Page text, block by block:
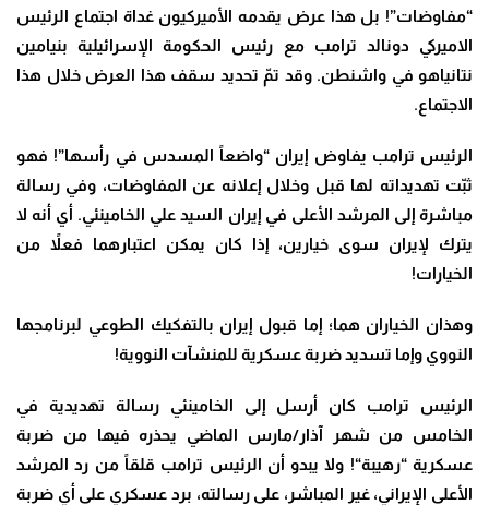
“مفاوضات”! بل هذا عرض يقدمه الأميركيون غداة اجتماع الرئيس
الاميركي دونالد ترامب مع رئيس الحكومة الإسرائيلية بنيامين
نتانياهو في واشنطن. وقد تمّ تحديد سقف هذا العرض خلال هذا
الاجتماع.
الرئيس ترامب يفاوض إيران “واضعاً المسدس في رأسها”! فهو
ثبّت تهديداته لها قبل وخلال إعلانه عن المفاوضات، وفي رسالة
مباشرة إلى المرشد الأعلى في إيران السيد علي الخامينئي. أي أنه لا
يترك لإيران سوى خيارين، إذا كان يمكن اعتبارهما فعلاً من
الخيارات!
وهذان الخياران هما؛ إما قبول إيران بالتفكيك الطوعي لبرنامجها
النووي وإما تسديد ضربة عسكرية للمنشآت النووية!
الرئيس ترامب كان أرسل إلى الخامينئي رسالة تهديدية في
الخامس من شهر آذار/مارس الماضي يحذره فيها من ضربة
عسكرية “رهيبة“! ولا يبدو أن الرئيس ترامب قلقاً من رد المرشد
الأعلى الإيراني، غير المباشر، على رسالته، برد عسكري على أي ضربة